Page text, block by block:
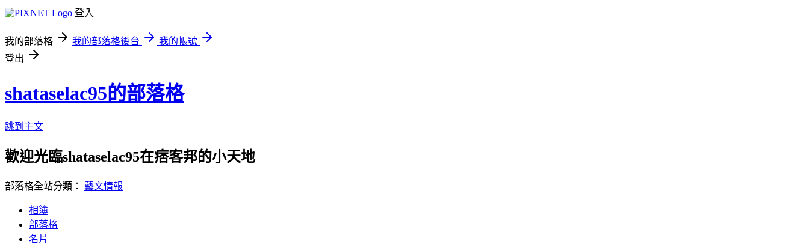
登入
我的部落格 我的部落格後台
我的帳號
登出
shataselac95的部落格
跳到主文
歡迎光臨shataselac95在痞客邦的小天地
部落格全站分類： 藝文情報
相簿
部落格
名片